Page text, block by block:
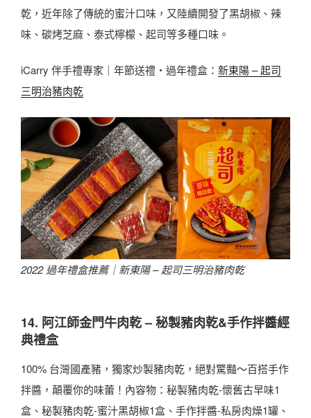
乾，近年除了傳統的蜜汁口味，又陸續開發了黑胡椒、辣
味、碳烤芝麻、泰式檸檬、起司等多種口味。
iCarry 伴手禮專家｜年節送禮・過年禮盒： 新東陽 – 起司
三明治豬肉乾
2022 過年禮盒推薦｜ 新東陽 – 起司三明治豬肉乾
14. 阿江師金門牛肉乾 – 秘製豬肉乾&手作拌醬經
典禮盒
100% 台灣國產豬，獨家炒製豬肉乾，絕對驚豔～百搭手作
拌醬，顛覆你的味蕾！內容物：秘製豬肉乾-懷舊古早味1
盒、秘製豬肉乾-蜜汁黑胡椒1盒、手作拌醬-私房肉燥1罐、